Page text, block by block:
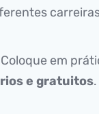
em
e gratuitos